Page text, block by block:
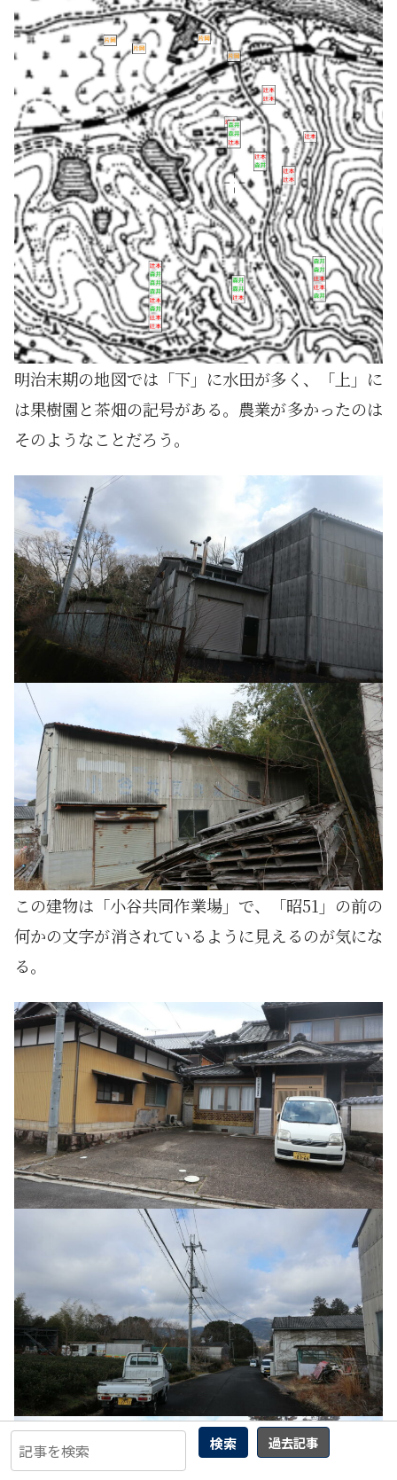
検索 過去記事
明治末期の地図では「下」に水田が多く、「上」に
は果樹園と茶畑の記号がある。農業が多かったのは
そのようなことだろう。
この建物は「小谷共同作業場」で、「昭51」の前の
何かの文字が消されているように見えるのが気にな
る。